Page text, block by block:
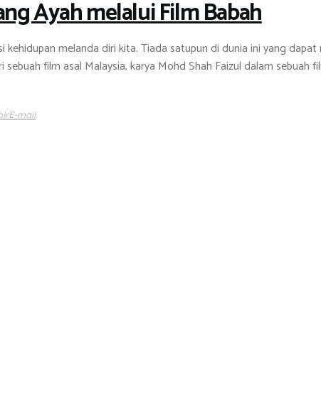
Ayah melalui Film Babah
melanda diri kita. Tiada satupun di dunia ini yang
film asal Malaysia, karya Mohd Shah Faizul dalam sebuah
E-mail